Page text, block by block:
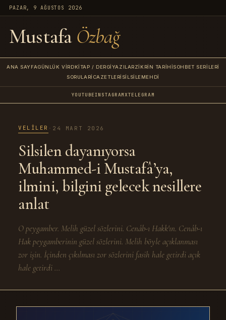
PAZAR, 9 AĞUSTOS 2026
Mustafa Özbağ
ANA SAYFAGÜNLÜK VIRDKITAP / DERGIYAZILARZIKRIN TARIHISOHBET SERILERI
SORULARİCAZETLERISILSILEMEHDI
YOUTUBEINSTAGRAMXTELEGRAM
VELILER · 24 MART 2026
Silsilen dayanıyorsa
Muhammed-i Mustafâ’ya,
ilmini, bilgini gelecek nesillere
anlat
O peygamber. Melih güzel sözlerini. Cenâb-ı Hakk'ın. Cenâb-ı
Hak peygamberinin güzel sözlerini. Melih böyle açıklanması
zor işin. İçinden çıkılması zor sözlerini fasih hale getirdi açık
hale getirdi ...